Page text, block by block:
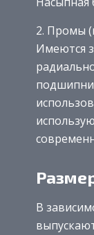
2. Промы
Имеются
В